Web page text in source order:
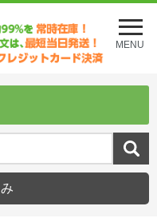
メ
ニ
ュ
を
MENU